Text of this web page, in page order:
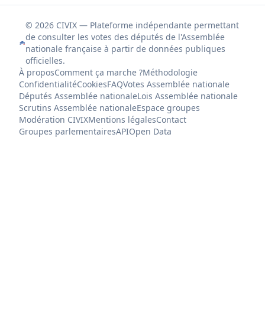
© 2026 CIVIX — Plateforme indépendante permettant
de consulter les votes des députés de l'Assemblée
nationale française à partir de données publiques
officielles.
À proposComment ça marche ?Méthodologie
ConfidentialitéCookiesFAQVotes Assemblée nationale
Députés Assemblée nationaleLois Assemblée nationale
Scrutins Assemblée nationaleEspace groupes
Modération CIVIXMentions légalesContact
Groupes parlementairesAPIOpen Data